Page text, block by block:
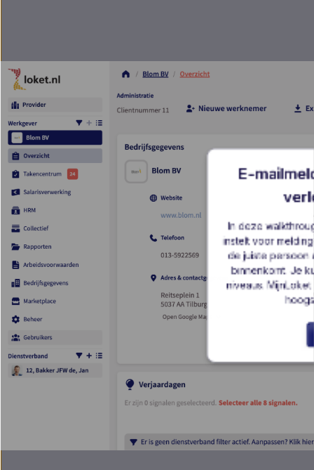
E-
In deze
instelt voor
de juiste persoon
binnenkomt. Je
niveaus.